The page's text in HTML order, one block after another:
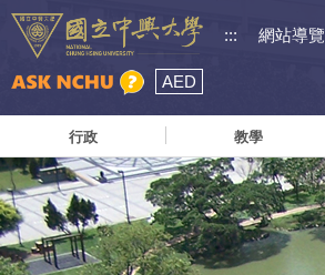
::: 網站導覽
AED
行政 教學